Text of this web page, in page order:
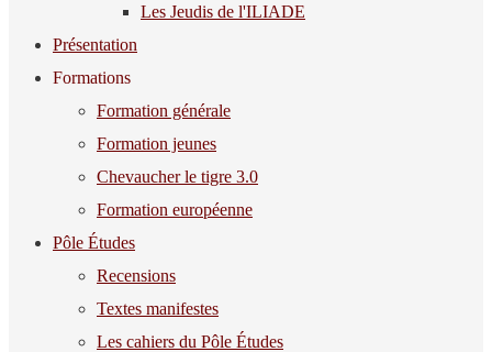
Les Jeudis de l'ILIADE
Présentation
Formations
Formation générale
Formation jeunes
Chevaucher le tigre 3.0
Formation européenne
Pôle Études
Recensions
Textes manifestes
Les cahiers du Pôle Études